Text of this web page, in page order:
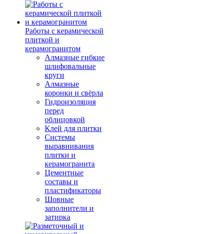
Работы с керамической
плиткой и
керамогранитом
Алмазные гибкие
шлифовальные
круги
Алмазные
коронки и свёрла
Гидроизоляция
перед
облицовкой
Клей для плитки
Системы
выравнивания
плитки и
керамогранита
Цементные
составы и
пластификаторы
Шовные
заполнители и
затирка